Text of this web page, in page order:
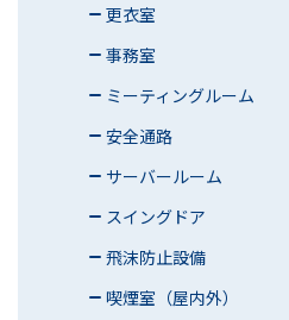
更衣室
事務室
ミーティングルーム
安全通路
サーバールーム
スイングドア
飛沫防止設備
喫煙室（屋内外）